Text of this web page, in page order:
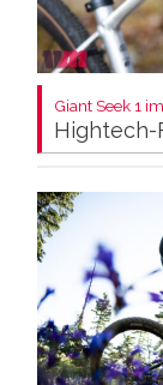
Giant Seek 1
Hightech-